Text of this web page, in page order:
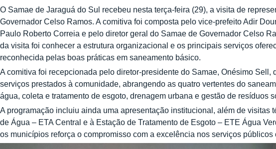
O Samae de Jaraguá do Sul recebeu nesta terça-feira (29), a visita de
Governador Celso Ramos. A comitiva foi composta pelo vice-prefeito Adir
Paulo Roberto Correia e pelo diretor geral do Samae de Governador Celso
da visita foi conhecer a estrutura organizacional e os principais serviços
reconhecida pelas boas práticas em saneamento básico.
A comitiva foi recepcionada pelo diretor-presidente do Samae, Onésimo Sell,
serviços prestados à comunidade, abrangendo as quatro vertentes do
água, coleta e tratamento de esgoto, drenagem urbana e gestão de resíduos
A programação incluiu ainda uma apresentação institucional, além de visitas
de Água – ETA Central e à Estação de Tratamento de Esgoto – ETE Água
os municípios reforça o compromisso com a excelência nos serviços públicos